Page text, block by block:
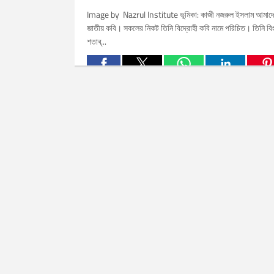
Image by Nazrul Institute ভূমিকা: কাজী নজরুল ইসলাম
জাতীয় কবি। সকলের নিকট তিনি বিদ্রোহী কবি নামে পরিচিত। তিনি
শতাব্...